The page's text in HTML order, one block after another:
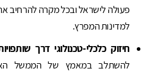
פעולה לישראל ובכל מקרה להרחיב
למדינות המפרץ.
חיזוק כלכלי-טכנולוגי דרך
להשתלב במאמץ של הממשל